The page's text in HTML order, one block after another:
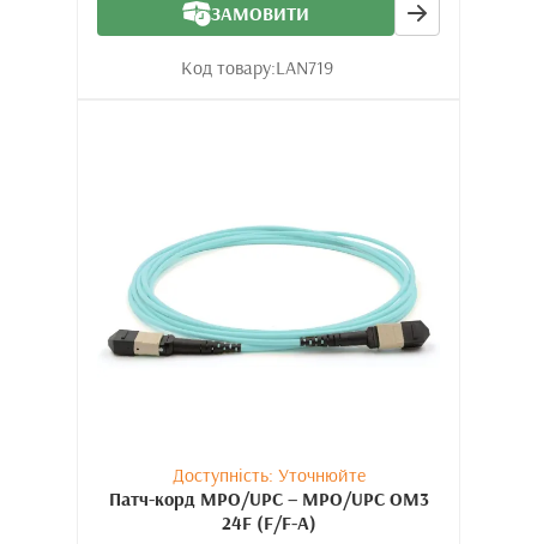
ЗАМОВИТИ
Код товару:LAN719
Доступність: Уточнюйте
Патч-корд MPO/UPC – MPO/UPC OM3
24F (F/F-A)